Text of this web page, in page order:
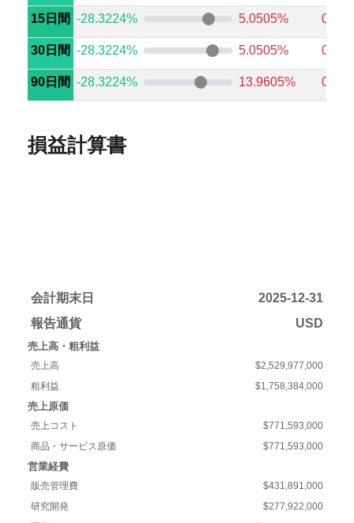
15日間 -28.3224% 5.0505%
30日間 -28.3224% 5.0505%
90日間 -28.3224% 13.9605%
損益計算書
会計期末日
2025-12-31
報告通貨
USD
売上高・粗利益
売上高
$2,529,977,000
粗利益
$1,758,384,000
売上原価
売上コスト
$771,593,000
商品・サービス原価
$771,593,000
営業経費
販売管理費
$431,891,000
研究開発
$277,922,000